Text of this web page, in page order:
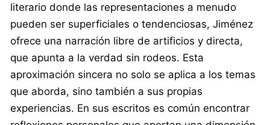
literario donde las representaciones a menudo
pueden ser superficiales o tendenciosas, Jiménez
ofrece una narración libre de artificios y directa,
que apunta a la verdad sin rodeos. Esta
aproximación sincera no solo se aplica a los temas
que aborda, sino también a sus propias
experiencias. En sus escritos es común encontrar